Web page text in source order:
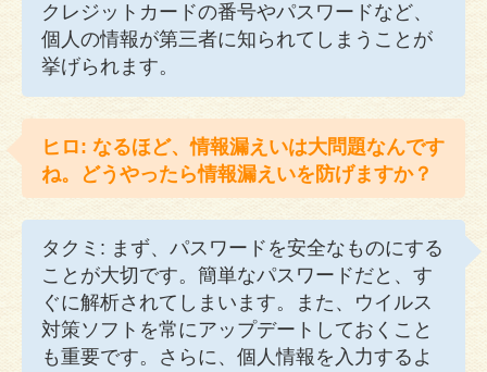
クレジットカードの番号やパスワードなど、
個人の情報が第三者に知られてしまうことが
挙げられます。
ヒロ: なるほど、情報漏えいは大問題なんです
ね。どうやったら情報漏えいを防げますか？
タクミ: まず、パスワードを安全なものにする
ことが大切です。簡単なパスワードだと、す
ぐに解析されてしまいます。また、ウイルス
対策ソフトを常にアップデートしておくこと
も重要です。さらに、個人情報を入力するよ